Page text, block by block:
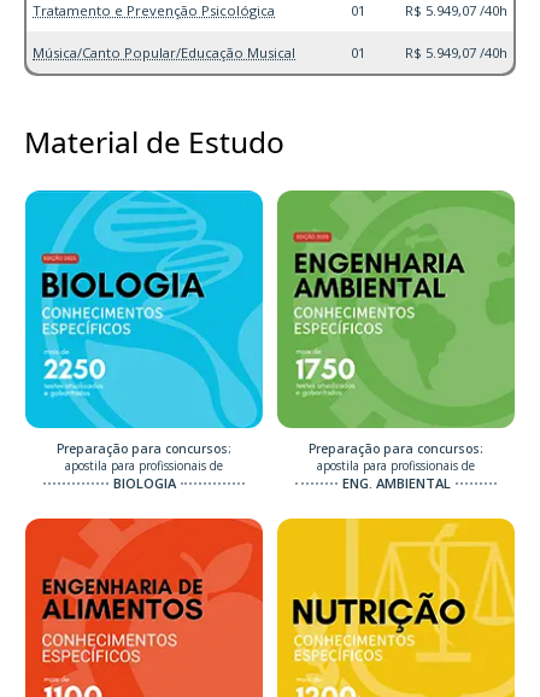
Tratamento e Prevenção Psicológica 01 R$ 5.949,07 /40h
Música/Canto Popular/Educação Musical 01 R$ 5.949,07 /40h
Material de Estudo
Preparação para concursos:
apostila para profissionais de
BIOLOGIA
Preparação para concursos:
apostila para profissionais de
ENG. AMBIENTAL